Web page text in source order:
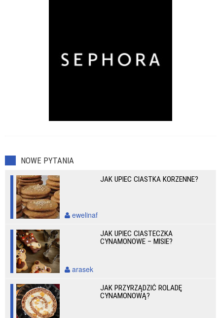
NOWE PYTANIA
JAK UPIEC CIASTKA KORZENNE?
ewelinaf
JAK UPIEC CIASTECZKA
CYNAMONOWE – MISIE?
arasek
JAK PRZYRZĄDZIĆ ROLADĘ
CYNAMONOWĄ?